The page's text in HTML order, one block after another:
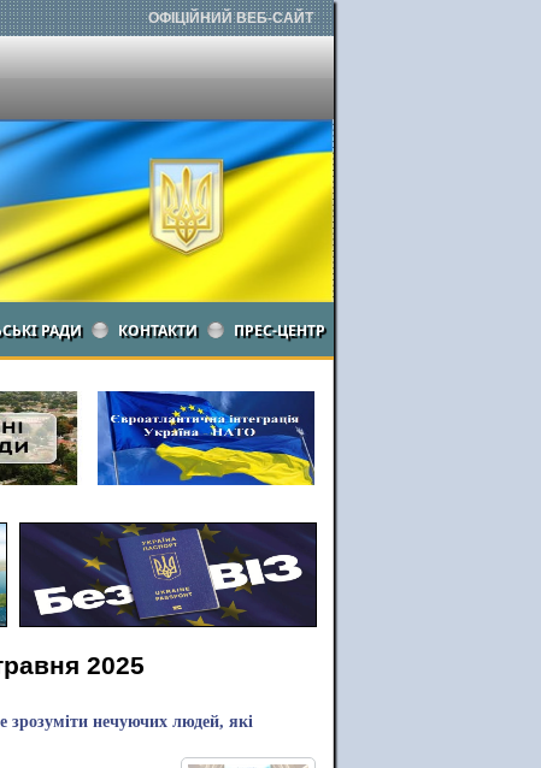
ОФІЦІЙНИЙ ВЕБ-САЙТ
РАДИ КОНТАКТИ ПРЕС-ЦЕНТР
2025
нечуючих людей, які